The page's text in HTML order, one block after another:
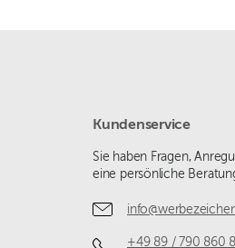
Kundenservice
Sie haben Fragen,
eine persönliche
+49 89 / 790 860